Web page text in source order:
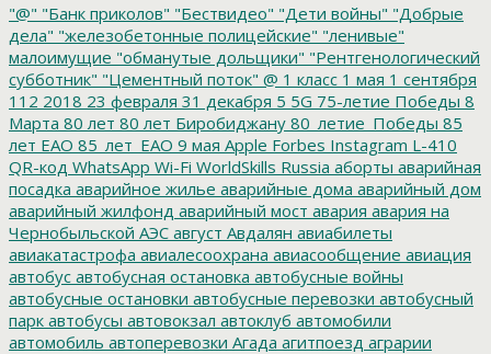
"@" "Банк приколов" "Бествидео" "Дети войны" "Добрые
дела" "железобетонные полицейские" "ленивые"
малоимущие "обманутые дольщики" "Рентгенологический
субботник" "Цементный поток" @ 1 класс 1 мая 1 сентября
112 2018 23 февраля 31 декабря 5 5G 75-летие Победы 8
Марта 80 лет 80 лет Биробиджану 80_летие_Победы 85
лет ЕАО 85_лет_ЕАО 9 мая Apple Forbes Instagram L-410
QR-код WhatsApp Wi-Fi WorldSkills Russia аборты аварийная
посадка аварийное жилье аварийные дома аварийный дом
аварийный жилфонд аварийный мост авария авария на
Чернобыльской АЭС август Авдалян авиабилеты
авиакатастрофа авиалесоохрана авиасообщение авиация
автобус автобусная остановка автобусные войны
автобусные остановки автобусные перевозки автобусный
парк автобусы автовокзал автоклуб автомобили
автомобиль автоперевозки Агада агитпоезд аграрии